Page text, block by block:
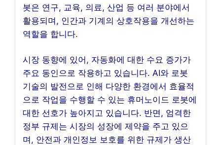
봇은 연구, 교육, 의료, 산업 등 여러 분야에서
활용되며, 인간과 기계의 상호작용을 개선하는
역할을 합니다.
시장 동향에 있어, 자동화에 대한 수요 증가가
주요 동인으로 작용하고 있습니다. AI와 로봇
기술의 발전으로 인해 다양한 환경에서 효율적
으로 작업을 수행할 수 있는 휴머노이드 로봇에
대한 선호가 높아지고 있습니다. 반면, 엄격한
정부 규제는 시장의 성장에 제약을 주고 있으
며, 안전과 개인정보 보호를 위한 규제가 생산